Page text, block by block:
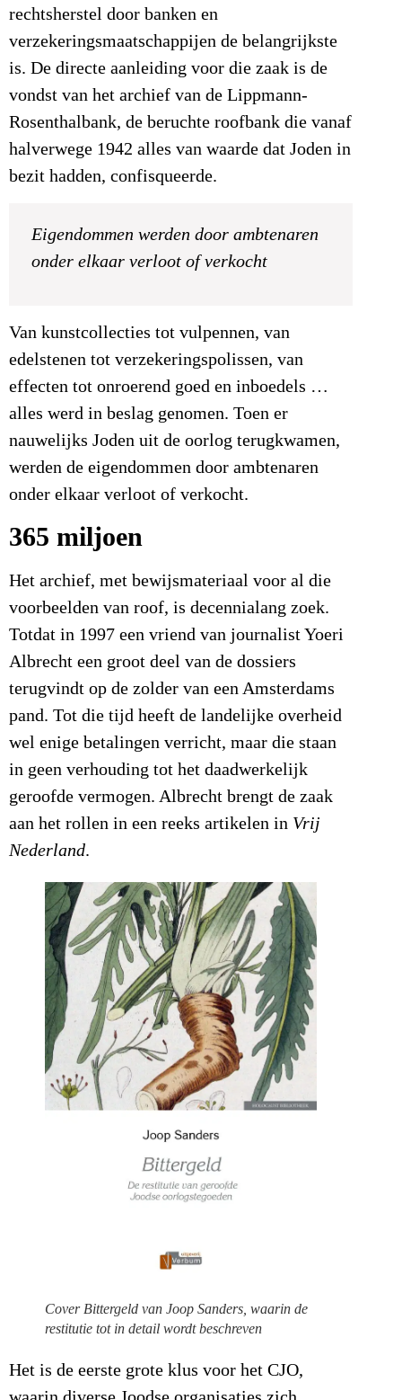
rechtsherstel door banken en
verzekeringsmaatschappijen de belangrijkste
is. De directe aanleiding voor die zaak is de
vondst van het archief van de Lippmann-
Rosenthalbank, de beruchte roofbank die vanaf
halverwege 1942 alles van waarde dat Joden in
bezit hadden, confisqueerde.
Eigendommen werden door ambtenaren
onder elkaar verloot of verkocht
Van kunstcollecties tot vulpennen, van
edelstenen tot verzekeringspolissen, van
effecten tot onroerend goed en inboedels …
alles werd in beslag genomen. Toen er
nauwelijks Joden uit de oorlog terugkwamen,
werden de eigendommen door ambtenaren
onder elkaar verloot of verkocht.
365 miljoen
Het archief, met bewijsmateriaal voor al die
voorbeelden van roof, is decennialang zoek.
Totdat in 1997 een vriend van journalist Yoeri
Albrecht een groot deel van de dossiers
terugvindt op de zolder van een Amsterdams
pand. Tot die tijd heeft de landelijke overheid
wel enige betalingen verricht, maar die staan
in geen verhouding tot het daadwerkelijk
geroofde vermogen. Albrecht brengt de zaak
aan het rollen in een reeks artikelen in Vrij
Nederland.
Cover Bittergeld van Joop Sanders, waarin de
restitutie tot in detail wordt beschreven
Het is de eerste grote klus voor het CJO,